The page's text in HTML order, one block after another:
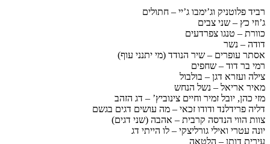
רביד פלוטניק וג’ימבו ג’יי – חתולים
ג’וזי כץ – שני צבים
כוורת – טנגו צפרדעים
דודה – נשר
אסתר עופרים – שיר הנודד (מי יתנני עוף)
רמי בר דוד – שחפים
צילה ועזרא דגן – בולבול
מאיר אריאל – נשל הנחש
מזי כהן, יובל זמיר וחיים צינוביץ’ – דג הזהב
דליה פרידלנד ודודו זכאי – מה עושים דגים בגשם
צוות הווי הנדסה קרבית – אהבה (שני דגים)
יונה עטרי ואילי גורליצקי – לו הייתי דג
עירית דותן – הלטאה